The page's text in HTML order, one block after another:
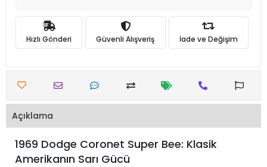
Hızlı Gönderi Güvenli Alışveriş İade ve Değişim
Açıklama
1969 Dodge Coronet Super Bee: Klasik
Amerikanın Sarı Gücü